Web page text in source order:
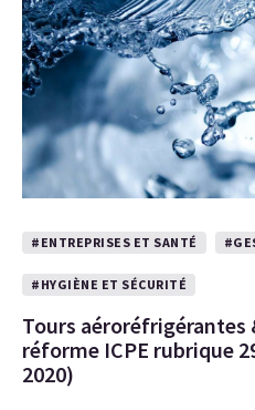
#ENTREPRISES ET SANTÉ
#HYGIÈNE ET SÉCURITÉ
Tours aéroréfrigérantes
réforme ICPE rubrique
2020)